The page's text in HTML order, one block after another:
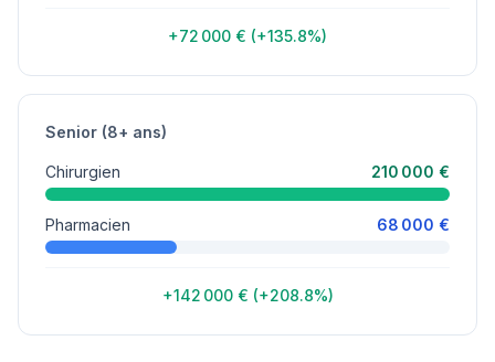
+72 000 € (+135.8%)
Senior (8+ ans)
Chirurgien 210 000 €
Pharmacien 68 000 €
+142 000 € (+208.8%)